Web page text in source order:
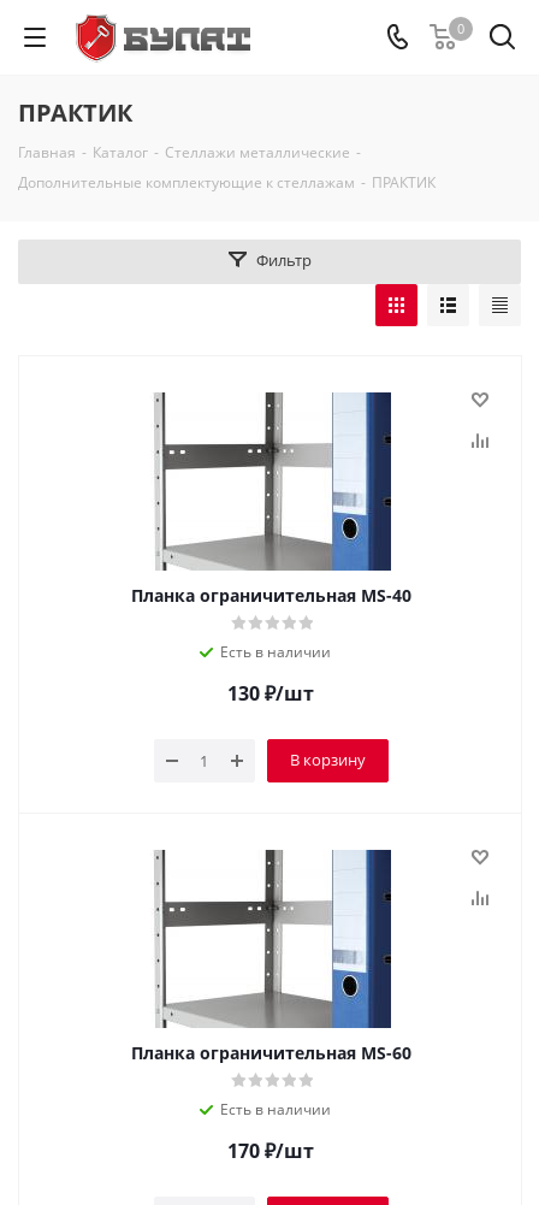
0
ПРАКТИК
Главная - Каталог - Стеллажи металлические -
Дополнительные комплектующие к стеллажам - ПРАКТИК
Фильтр
Планка ограничительная MS-40
Есть в наличии
130₽/шт
В корзину
Планка ограничительная MS-60
Есть в наличии
170₽/шт